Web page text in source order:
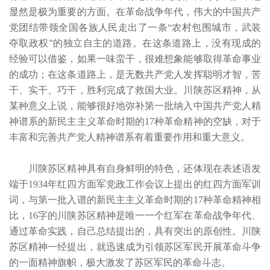
显然是极为重要的方面。在革命战争年代，伟大的中国共产
党团结带领全国各族人民走出了一条“农村包围城市，武装
夺取政权”的独立自主的道路。在这条道路上，没有现成的
经验可以借鉴，如果一味蛮干，很难想象能够取得革命事业
的成功；在这条道路上，是无数共产党人发挥聪明才智，苦
干、实干、巧干，胜利完成了救国大业。川陕苏区精神，从
某种意义上说，能够很好地弥补第一批纳入中国共产党人精
神谱系的新民主主义革命时期的17种革命精神的空缺，对于
丰富和完善共产党人精神谱系有着重要作用和重大意义。
川陕苏区精神具有自身鲜明的特色，还体现在表述语发
端于1934年红四方面军党政工作会议上提出的红四方面军训
词，与第一批入谱的新民主主义革命时期的17种革命精神相
比，16字的川陕苏区精神是唯一一个红军在革命战争年代、
通过革命实践，自己总结提出的，具有突出的原创性。川陕
苏区精神一经提出，就迅速成为引领苏区军民开展革命斗争
的一面精神旗帜，极大激发了苏区军民的革命斗志。